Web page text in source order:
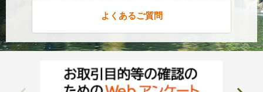
よくあるご質問